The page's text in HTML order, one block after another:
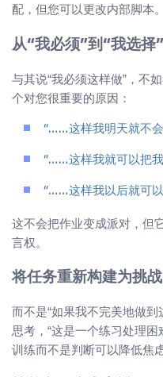
配，但您可以更改内部脚本。
从“我必须”到“我选择
与其说“我必须这样做”，不
个对您很重要的原因：
“……这样我明天就不
“……这样我就可以把
“……这样我以后就可
这不会把作业变成派对，但
言权。
将任务重新构建为挑
而不是“如果我不完美地做
思考，“这是一个练习处理
训练而不是判断可以降低焦